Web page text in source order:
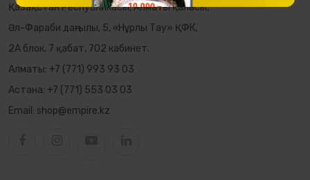
Қазақстан Республикасы, Алматы қаласы,
Әл-Фараби даңғылы, 5, «Нұрлы Тау» ҚФК,
2А блок, 7 қабат, 702 кабинет.
Алматы: +7 (771) 993 93 03
Астана: +7 (771) 553 03 03
Email: shop@empire.kz